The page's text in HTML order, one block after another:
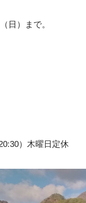
日）まで。
）木曜日定休